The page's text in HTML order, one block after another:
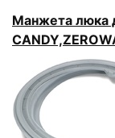
Манжета люка